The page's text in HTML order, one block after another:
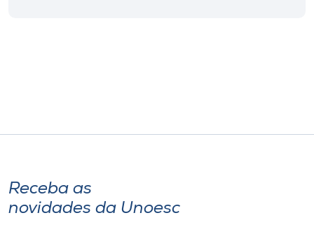
Selecione
o idioma
Receba as
novidades da Unoesc